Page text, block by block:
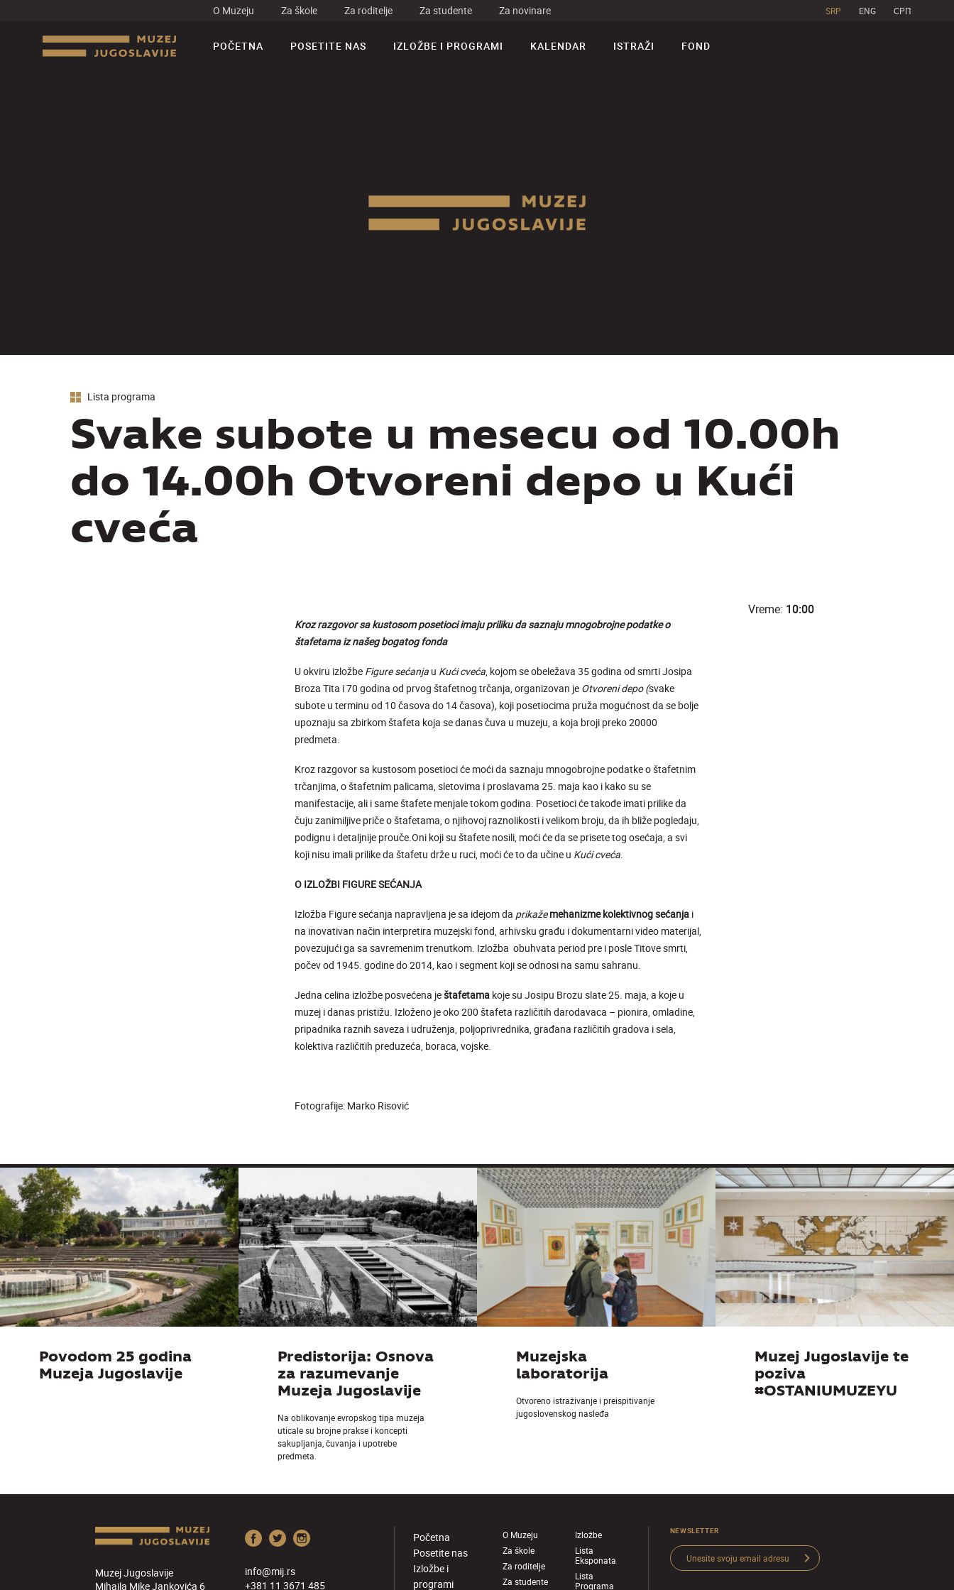
O Muzeju Za škole Za roditelje Za studente Za novinare SRP ENG CPП
POČETNA POSETITE NAS IZLOŽBE I PROGRAMI KALENDAR ISTRAŽI FOND
Lista programa
Svake subote u mesecu od 10.00h
do 14.00h Otvoreni depo u Kući
cveća
Kroz razgovor sa kustosom posetioci imaju priliku da saznaju mnogobrojne podatke o
štafetama iz našeg bogatog fonda
U okviru izložbe Figure sećanja u Kući cveća, kojom se obeležava 35 godina od smrti Josipa
Broza Tita i 70 godina od prvog štafetnog trčanja, organizovan је Otvoreni depo (svake
subote u terminu od 10 časova do 14 časova), koji posetiocima pružа mogućnost da se bolje
upoznaju sa zbirkom štafeta koja se danas čuva u muzeju, a koja broji preko 20000
predmeta.
Kroz razgovor sa kustosom posetioci će moći da saznaju mnogobrojne podatke o štafetnim
trčanjima, o štafetnim palicama, sletovima i proslavama 25. maja kao i kako su se
manifestacije, ali i same štafete menjale tokom godina. Posetioci će takođe imati prilike da
čuju zanimiljive priče o štafetama, o njihovoj raznolikosti i velikom broju, da ih bliže pogledaju,
podignu i detaljnije prouče.Oni koji su štafete nosili, moći će da se prisete tog osećaja, a svi
koji nisu imali prilike da štafetu drže u ruci, moći će to da učine u Kući cveća.
O IZLOŽBI FIGURE SEĆANJA
Izložba Figure sećanja napravljena je sa idejom da prikaže mehanizme kolektivnog sećanja i
na inovativan način interpretira muzejski fond, arhivsku građu i dokumentarni video materijal,
povezujući ga sa savremenim trenutkom. Izložba obuhvata period pre i posle Titove smrti,
počev od 1945. godine do 2014, kao i segment koji se odnosi na samu sahranu.
Jedna celina izložbe posvećena ještafetama koje su Josipu Brozu slate 25. maja, a koje u
muzej i danas pristižu. Izloženo je oko 200 štafeta različitih darodavaca – pionira, omladine,
pripadnika raznih saveza i udruženja, poljoprivrednika, građana različitih gradova i sela,
kolektiva različitih preduzeća, boraca, vojske.
Fotografije: Marko Risović
Vreme: 10:00
Povodom 25 godina
Muzeja Jugoslavije
Predistorija: Osnova
za razumevanje
Muzeja Jugoslavije
Na oblikovanje evropskog tipa muzeja
uticale su brojne prakse i koncepti
sakupljanja, čuvanja i upotrebe
predmeta.
Muzejska
laboratorija
Otvoreno istraživanje i preispitivanje
jugoslovenskog nasleđa
Muzej Jugoslavije te
poziva
#OSTANIUMUZEYU
Muzej Jugoslavije
Mihaila Mike Jankovića 6
info@mij.rs
+381 11 3671 485
Početna
Posetite nas
Izložbe i
programi
O Muzeju
Za škole
Za roditelje
Za studente
Izložbe
Lista
Eksponata
Lista
Programa
NEWSLETTER